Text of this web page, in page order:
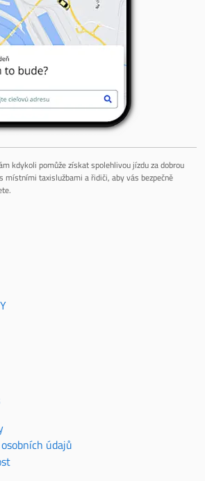
kdykoli pomůže získat spolehlivou jízdu za dobrou
místními taxislužbami a řidiči, aby vás bezpečně
údajů